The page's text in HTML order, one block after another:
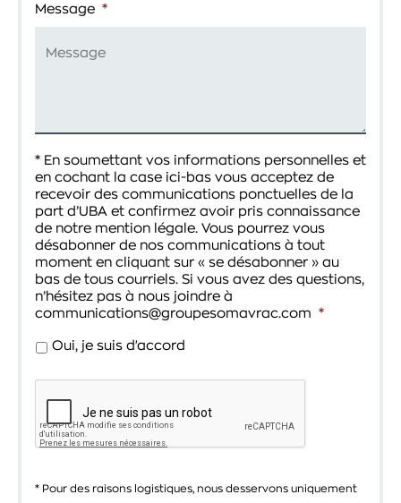
Message *
* En soumettant vos informations personnelles et
en cochant la case ici-bas vous acceptez de
recevoir des communications ponctuelles de la
part d’UBA et confirmez avoir pris connaissance
de notre mention légale. Vous pourrez vous
désabonner de nos communications à tout
moment en cliquant sur « se désabonner » au
bas de tous courriels. Si vous avez des questions,
n’hésitez pas à nous joindre à
communications@groupesomavrac.com *
Oui, je suis d'accord
* Pour des raisons logistiques, nous desservons uniquement